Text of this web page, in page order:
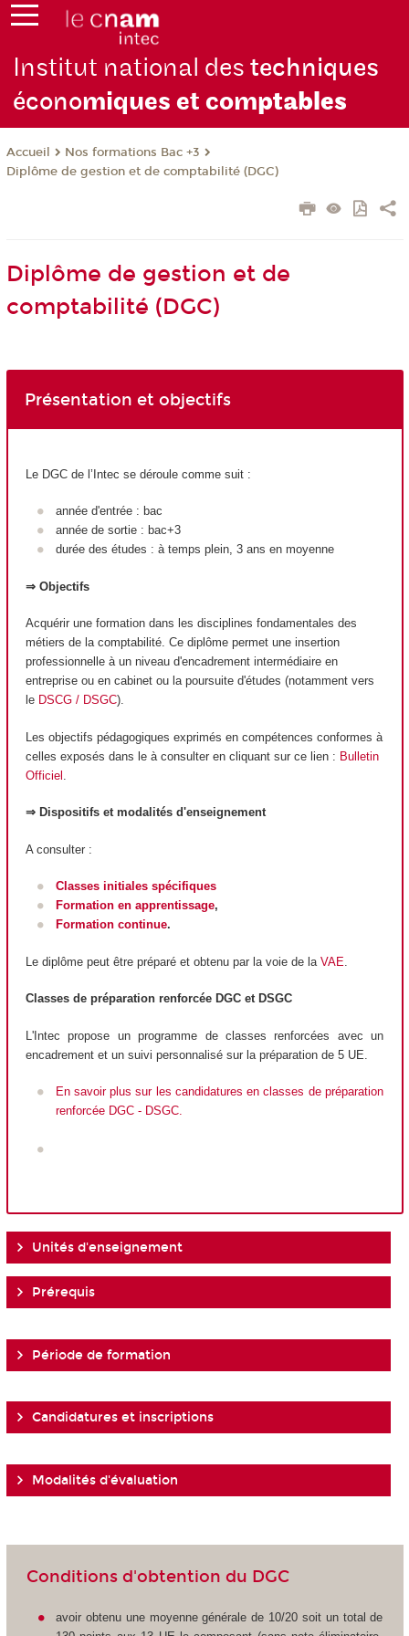
Institut national destechniques
économiques et comptables
Accueil
Nos formations Bac +3
Diplôme de gestion et de comptabilité (DGC)
Diplôme de gestion et de
comptabilité (DGC)
Présentation et objectifs
Le DGC de l’Intec se déroule comme suit :
année d'entrée : bac
année de sortie : bac+3
durée des études : à temps plein, 3 ans en moyenne
⇒ Objectifs
Acquérir une formation dans les disciplines fondamentales des
métiers de la comptabilité. Ce diplôme permet une insertion
professionnelle à un niveau d'encadrement intermédiaire en
entreprise ou en cabinet ou la poursuite d'études (notamment vers
le DSCG / DSGC).
Les objectifs pédagogiques exprimés en compétences conformes à
celles exposés dans le à consulter en cliquant sur ce lien : Bulletin
Officiel
⇒ Dispositifs et modalités d'enseignement
A consulter :
Classes initiales spécifiques
Formation en apprentissage,
Formation continue.
Le diplôme peut être préparé et obtenu par la voie de la VAE
Classes de préparation renforcée DGC et DSGC
L'Intec propose un programme de classes renforcées avec un
encadrement et un suivi personnalisé sur la préparation de 5 UE.
En savoir plus sur les candidatures en classes de préparation
renforcée DGC - DSGC.
Unités d'enseignement
Prérequis
Période de formation
Candidatures et inscriptions
Modalités d'évaluation
Conditions d'obtention du DGC
avoir obtenu une moyenne générale de 10/20 soit un total de